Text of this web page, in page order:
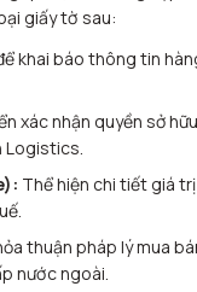
giấy tờ sau:
khai báo thông tin
xác nhận quyền sở hữu
Logistics.
Thể hiện chi tiết giá
thuận pháp lý mua
nước ngoài.